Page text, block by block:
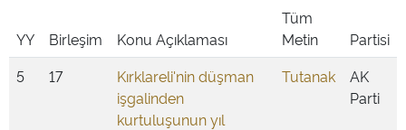
YY Birleşim Konu Açıklaması
Tüm
Metin
Partisi
5
17
Kırklareli'nin düşman
işgalinden
kurtuluşunun yıl
Tutanak
AK
Parti